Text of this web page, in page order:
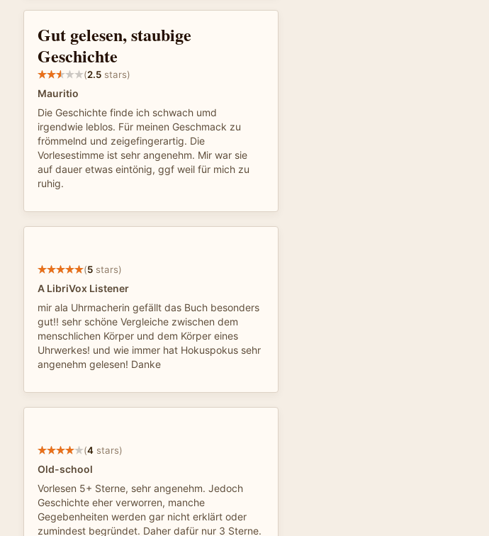
Gut gelesen, staubige
Geschichte
(2.5 stars)
Mauritio
Die Geschichte finde ich schwach umd
irgendwie leblos. Für meinen Geschmack zu
frömmelnd und zeigefingerartig. Die
Vorlesestimme ist sehr angenehm. Mir war sie
auf dauer etwas eintönig, ggf weil für mich zu
ruhig.
(5 stars)
A LibriVox Listener
mir ala Uhrmacherin gefällt das Buch besonders
gut!! sehr schöne Vergleiche zwischen dem
menschlichen Körper und dem Körper eines
Uhrwerkes! und wie immer hat Hokuspokus sehr
angenehm gelesen! Danke
(4 stars)
Old-school
Vorlesen 5+ Sterne, sehr angenehm. Jedoch
Geschichte eher verworren, manche
Gegebenheiten werden gar nicht erklärt oder
zumindest begründet. Daher dafür nur 3 Sterne.